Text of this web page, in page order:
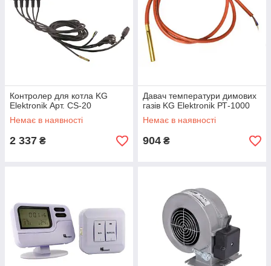
Контролер для котла KG
Elektronik Арт. CS-20
Немає в наявності
2 337 ₴
Давач температури димових
газів KG Elektronik РТ-1000
Немає в наявності
904 ₴